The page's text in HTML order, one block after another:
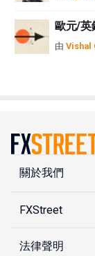
歐元/英
由 Vishal
關於我們
FXStreet
法律聲明